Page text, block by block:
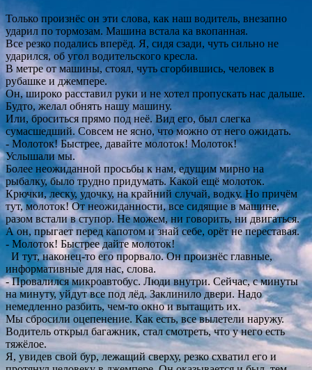
Только произнёс он эти слова, как наш водитель, внезапно
ударил по тормозам. Машина встала ка вкопанная.
Все резко подались вперёд. Я, сидя сзади, чуть сильно не
ударился, об угол водительского кресла.
В метре от машины, стоял, чуть сгорбившись, человек в
рубашке и джемпере.
Он, широко расставил руки и не хотел пропускать нас дальше.
Будто, желал обнять нашу машину.
Или, броситься прямо под неё. Вид его, был слегка
сумасшедший. Совсем не ясно, что можно от него ожидать.
- Молоток! Быстрее, давайте молоток! Молоток!
Услышали мы.
Более неожиданной просьбы к нам, едущим мирно на
рыбалку, было трудно придумать. Какой ещё молоток.
Крючки, леску, удочку, на крайний случай, водку. Но причём
тут, молоток! От неожиданности, все сидящие в машине,
разом встали в ступор. Не можем, ни говорить, ни двигаться.
А он, прыгает перед капотом и знай себе, орёт не переставая.
- Молоток! Быстрее дайте молоток!
И тут, наконец-то его прорвало. Он произнёс главные,
информативные для нас, слова.
- Провалился микроавтобус. Люди внутри. Сейчас, с минуты
на минуту, уйдут все под лёд. Заклинило двери. Надо
немедленно разбить, чем-то окно и вытащить их.
Мы сбросили оцепенение. Как есть, все вылетели наружу.
Водитель открыл багажник, стал смотреть, что у него есть
тяжёлое.
Я, увидев свой бур, лежащий сверху, резко схватил его и